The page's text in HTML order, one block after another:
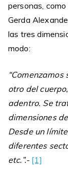
personas, como
Gerda
las tres
modo:
otro del
adentro. Se
dimensiones
Desde un
diferentes
etc.”.- [1]